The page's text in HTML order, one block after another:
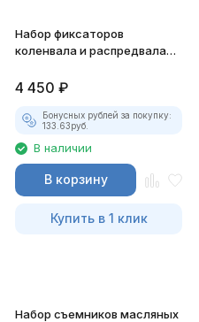
Набор фиксаторов
коленвала и распредвала
IVECO JTC-JW0780
4 450 ₽
Бонусных рублей за покупку:
133.63руб.
В наличии
В корзину
Купить в 1 клик
Набор съемников масляных